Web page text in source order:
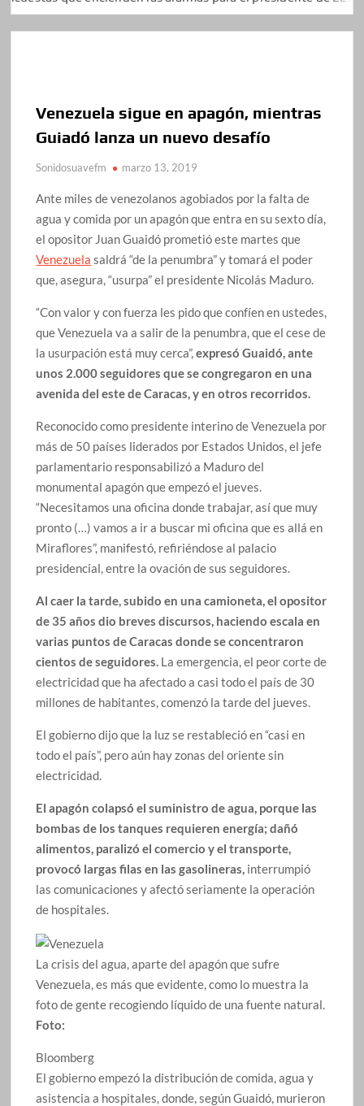
Venezuela sigue en apagón, mientras
Guiadó lanza un nuevo desafío
Sonidosuavefm marzo 13, 2019
Ante miles de venezolanos agobiados por la falta de
agua y comida por un apagón que entra en su sexto día,
el opositor Juan Guaidó prometió este martes que
Venezuela saldrá “de la penumbra” y tomará el poder
que, asegura, “usurpa” el presidente Nicolás Maduro.
“Con valor y con fuerza les pido que confíen en ustedes,
que Venezuela va a salir de la penumbra, que el cese de
la usurpación está muy cerca”,expresó Guaidó, ante
unos 2.000 seguidores que se congregaron en una
avenida del este de Caracas, y en otros recorridos.
Reconocido como presidente interino de Venezuela por
más de 50 países liderados por Estados Unidos, el jefe
parlamentario responsabilizó a Maduro del
monumental apagón que empezó el jueves.
“Necesitamos una oficina donde trabajar, así que muy
pronto (…) vamos a ir a buscar mi oficina que es allá en
Miraflores”, manifestó, refiriéndose al palacio
presidencial, entre la ovación de sus seguidores.
Al caer la tarde, subido en una camioneta, el opositor
de 35 años dio breves discursos, haciendo escala en
varias puntos de Caracas donde se concentraron
cientos de seguidores. La emergencia, el peor corte de
electricidad que ha afectado a casi todo el país de 30
millones de habitantes, comenzó la tarde del jueves.
El gobierno dijo que la luz se restableció en “casi en
todo el país”, pero aún hay zonas del oriente sin
electricidad.
El apagón colapsó el suministro de agua, porque las
bombas de los tanques requieren energía; dañó
alimentos, paralizó el comercio y el transporte,
provocó largas filas en las gasolineras, interrumpió
las comunicaciones y afectó seriamente la operación
de hospitales.
La crisis del agua, aparte del apagón que sufre
Venezuela, es más que evidente, como lo muestra la
foto de gente recogiendo líquido de una fuente natural.
Foto:
Bloomberg
El gobierno empezó la distribución de comida, agua y
asistencia a hospitales, donde, según Guaidó, murieron